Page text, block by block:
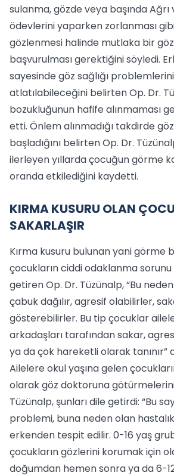
sulanma, gözde veya başında Ağrı
ödevlerini yaparken zorlanması
gözlenmesi halinde mutlaka bir
başvurulması gerektiğini söyledi.
sayesinde göz sağlığı
atlatılabileceğini belirten Op. Dr.
bozukluğunun hafife alınmaması
etti. Önlem alınmadığı takdirde
başladığını belirten Op. Dr.
ilerleyen yıllarda çocuğun görme
oranda etkilediğini kaydetti.
KIRMA KUSURU OLAN
SAKARLAŞIR
Kırma kusuru bulunan yani görme
çocukların ciddi odaklanma sorunu
getiren Op. Dr. Tüzünalp, “Bu
çabuk dağılır, agresif olabilirler,
gösterebilirler. Bu tip çocuklar
arkadaşları tarafından sakar,
ya da çok hareketli olarak tanınır”
Ailelere okul yaşına gelen
olarak göz doktoruna
Tüzünalp, şunları dile getirdi: “Bu
problemi, buna neden olan
erkenden tespit edilir. 0-16 yaş
çocukların gözlerini korumak için
doğumdan hemen sonra ya da 6-